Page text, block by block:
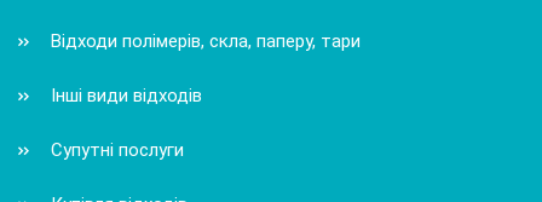
Відходи полімерів, скла, паперу, тари
Інші види відходів
Супутні послуги